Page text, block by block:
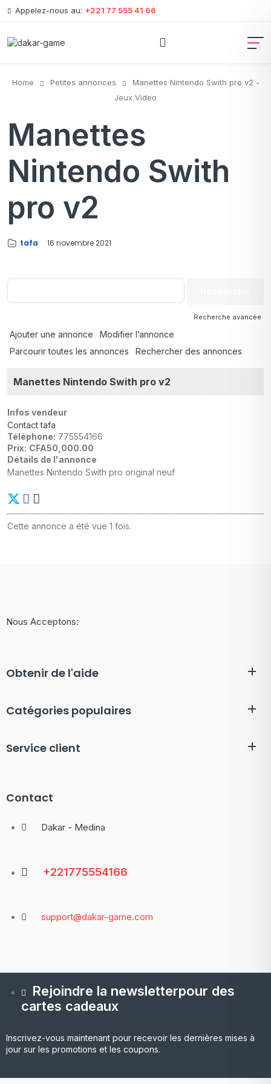
Appelez-nous au: +221 77 555 41 66
Home Petites annonces
Manettes Nintendo Swith pro v2 -
Jeux Video
Manettes
Nintendo Swith
pro v2
tafa 16 novembre 2021
Recherche avancée
Ajouter une annonce
Modifier l’annonce
Parcourir toutes les annonces
Rechercher des annonces
Manettes Nintendo Swith pro v2
Infos vendeur
Contact tafa
Téléphone: 775554166
Prix: CFA50,000.00
Détails de l'annonce
Manettes Nintendo Swith pro original neuf
Cette annonce a été vue 1 fois.
Nous Acceptons:
Obtenir de l'aide
Catégories populaires
Service client
Contact
Dakar - Medina
+221775554166
support@dakar-game.com
Rejoindre la newsletterpour des
cartes cadeaux
Inscrivez-vous maintenant pour recevoir les dernières mises à
jour sur les promotions et les coupons.